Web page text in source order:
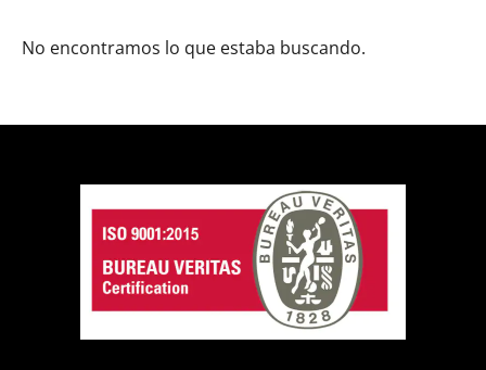
No encontramos lo que estaba buscando.